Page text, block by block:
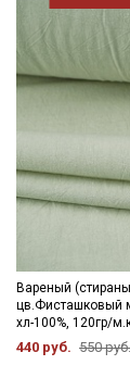
Вареный
цв.Фисташковый
хл-100%, 120гр/
440 руб. 550 руб.
Мы